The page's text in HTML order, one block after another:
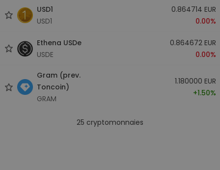
USD1
USD1
0.864714 EUR
0.00%
Ethena USDe
USDE
0.864672 EUR
0.00%
Gram (prev.
Toncoin)
GRAM
1.180000 EUR
+1.50%
25 cryptomonnaies